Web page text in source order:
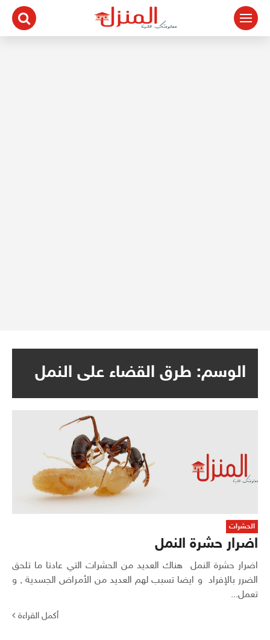
التجاوز
المحتوى
الوسم: طرق القضاء على النمل
الحشرات
اضرار حشرة النمل
اضرار حشرة النمل هناك العديد من الحشرات التي عادتا ما تلحق
الضرر بالإفراد و ايضا تسبب لهم العديد من الأمراض الجسدية , و
تعمل...
أكمل القراءة